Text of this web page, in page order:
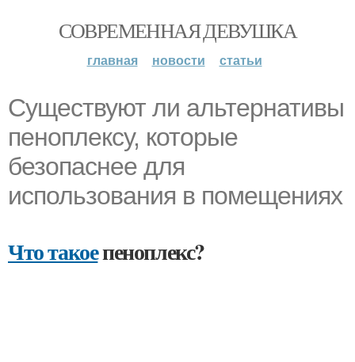
СОВРЕМЕННАЯ ДЕВУШКА
главная новости статьи
Существуют ли альтернативы
пеноплексу, которые
безопаснее для
использования в помещениях
Что такоепеноплекс?